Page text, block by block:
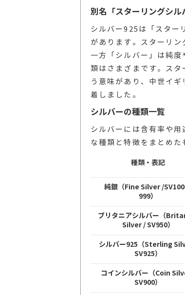
別名「スターリングシル
シルバー925は「スタ
があります。スターリン
一方「シルバー」は純
類はさまざまです。ス
う意味があり、中世イ
着しました。
シルバーの種類一覧
シルバーには含有率や
な種類と特徴をまとめた
種類・表記
純銀（Fine Silver /
999）
ブリタニアシルバー（
Silver / SV950）
シルバー925（Sterling
SV925）
コインシルバー（Coin
SV900）